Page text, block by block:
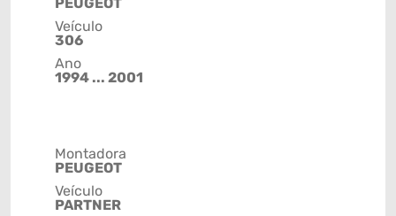
PEUGEOT
Veículo
306
Ano
1994 ... 2001
Montadora
PEUGEOT
Veículo
PARTNER